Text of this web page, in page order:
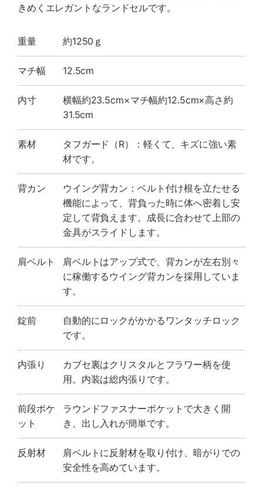
きめくエレガントなランドセルです。
重量 約1250ｇ
マチ幅 12.5cm
内寸
横幅約23.5cm×マチ幅約12.5cm×高さ約
31.5cm
素材
タフガード（R）：軽くて、キズに強い素
材です。
背カン
ウイング背カン：ベルト付け根を立たせる
機能によって、背負った時に体へ密着し安
定して背負えます。成長に合わせて上部の
金具がスライドします。
肩ベルト
肩ベルトはアップ式で、背カンが左右別々
に稼働するウイング背カンを採用していま
す。
錠前
自動的にロックがかかるワンタッチロック
です。
内張り
カブセ裏はクリスタルとフラワー柄を使
用。内装は総内張りです。
前段ポケ
ット
ラウンドファスナーポケットで大きく開
き、出し入れが簡単です。
反射材
肩ベルトに反射材を取り付け、暗がりでの
安全性を高めています。